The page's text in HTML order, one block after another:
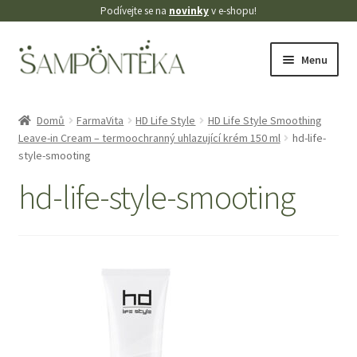
Podívejte se na novinkyv e-shopu!
Přeskočit
na
Přejít
k
Menu
Blog
Cookies
Domů FarmaVita HD Life Style
HD Life Style Smoothing
Leave-in Cream – termoochranný uhlazující krém 150 ml
hd-life-
style-smooting
hd-life-style-smooting